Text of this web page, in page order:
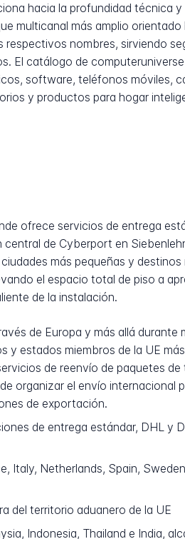
hacia la profundidad técnica y
multicanal más amplio
nombres, sirviendo
El catálogo de
software, teléfonos móviles,
y productos para hogar
ofrece servicios de entrega
de Cyberport en
más pequeñas y destinos
el espacio total de piso a
de la instalación.
de Europa y más allá durante
y estados miembros de la UE
de reenvío de paquetes de
organizar el envío internacional
de exportación.
de entrega estándar, DHL y
Italy, Netherlands, Spain,
del territorio aduanero de la UE
Indonesia, Thailand e India,